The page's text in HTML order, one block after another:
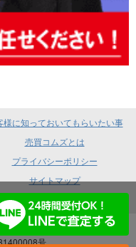
様に知っておいてもらいたい事
売買コムズとは
プライバシーポリシー
サイトマップ
崎市元浜町4-88
号